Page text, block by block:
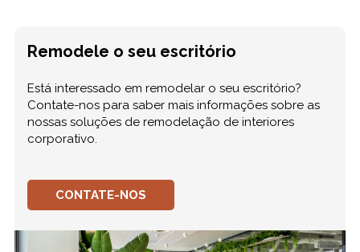
Remodele o seu escritório
Está interessado em remodelar o seu escritório?
Contate-nos para saber mais informações sobre as
nossas soluções de remodelação de interiores
corporativo.
CONTATE-NOS